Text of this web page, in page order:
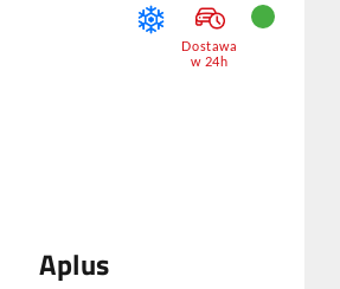
Aplus
Dostawa
w 24h